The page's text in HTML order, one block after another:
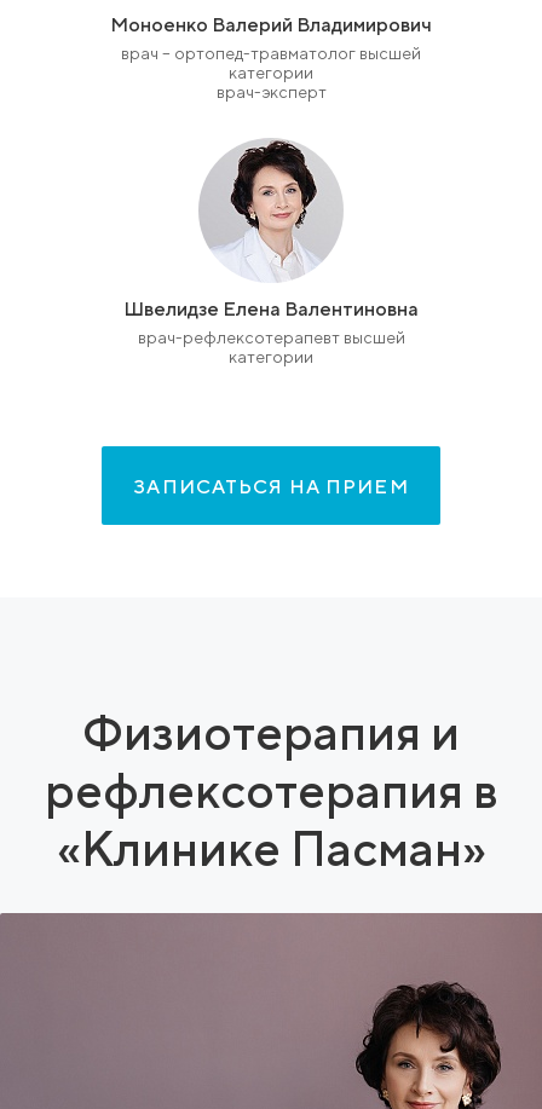
Моноенко Валерий Владимирович
врач – ортопед-травматолог высшей
категории
врач-эксперт
Швелидзе Елена Валентиновна
врач-рефлексотерапевт высшей
категории
ЗАПИСАТЬСЯ НА ПРИЕМ
Физиотерапия и
рефлексотерапия в
«Клинике Пасман»